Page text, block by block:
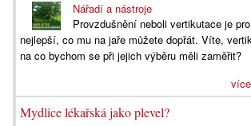
Nářadí a nástroje
Provzdušnění neboli vertikutace je
nejlepší, co mu na jaře můžete dopřát. Víte,
na co bychom se při jejich výběru měli zaměřit?
Mydlice lékařská jako plevel?